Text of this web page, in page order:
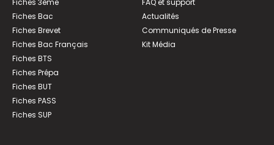
Fiches Bac
Fiches Brevet
Fiches Bac Français
Fiches BTS
Fiches Prépa
Fiches BUT
Fiches PASS
Fiches SUP
Actualités
Communiqués de Presse
Kit Média